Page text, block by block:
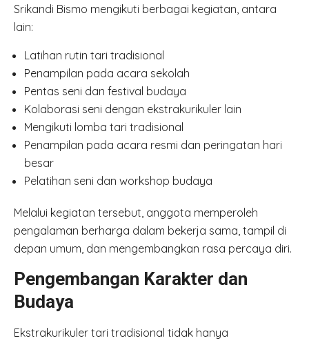
Srikandi Bismo mengikuti berbagai kegiatan, antara
lain:
Latihan rutin tari tradisional
Penampilan pada acara sekolah
Pentas seni dan festival budaya
Kolaborasi seni dengan ekstrakurikuler lain
Mengikuti lomba tari tradisional
Penampilan pada acara resmi dan peringatan hari
besar
Pelatihan seni dan workshop budaya
Melalui kegiatan tersebut, anggota memperoleh
pengalaman berharga dalam bekerja sama, tampil di
depan umum, dan mengembangkan rasa percaya diri.
Pengembangan Karakter dan
Budaya
Ekstrakurikuler tari tradisional tidak hanya